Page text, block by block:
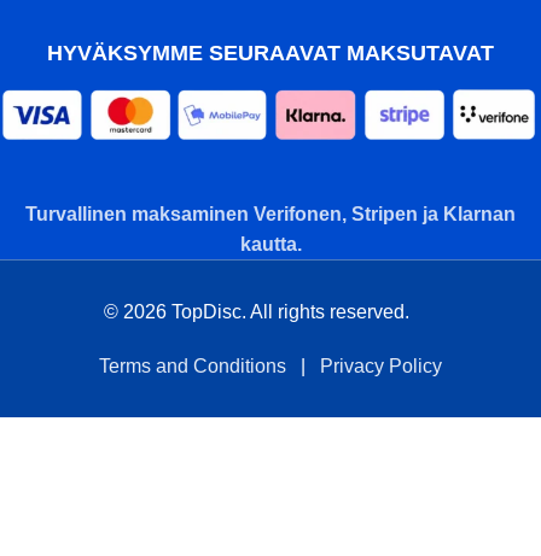
HYVÄKSYMME SEURAAVAT MAKSUTAVAT
Turvallinen maksaminen Verifonen, Stripen ja Klarnan
kautta.
© 2026 TopDisc. All rights reserved.
Terms and Conditions Privacy Policy